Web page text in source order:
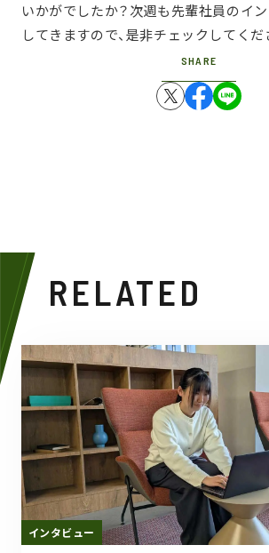
いかがでしたか？次週も先輩社員のイ
してきますので、是非チェックしてくだ
SHARE
RELATED
インタビュー